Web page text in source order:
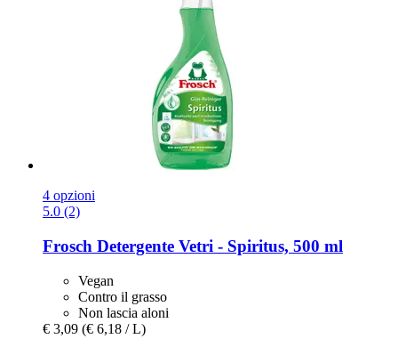
4 opzioni
5.0 (2)
Frosch Detergente Vetri -​ Spiritus, 500 ml
Vegan
Contro il grasso
Non lascia aloni
€ 3,09 (€ 6,18 / L)